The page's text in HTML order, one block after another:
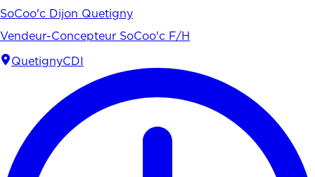
SoCoo'c Dijon Quetigny
Vendeur-Concepteur SoCoo'c F/H
QuetignyCDI